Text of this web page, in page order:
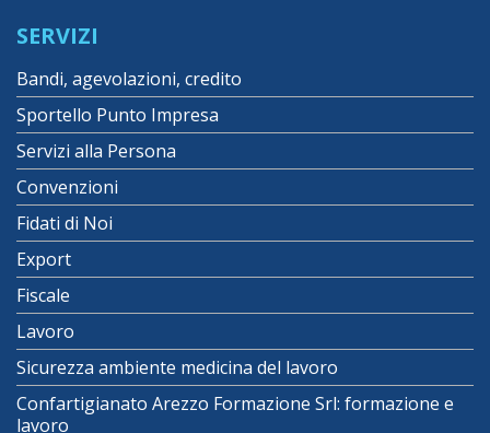
SERVIZI
Bandi, agevolazioni, credito
Sportello Punto Impresa
Servizi alla Persona
Convenzioni
Fidati di Noi
Export
Fiscale
Lavoro
Sicurezza ambiente medicina del lavoro
Confartigianato Arezzo Formazione Srl: formazione e
lavoro